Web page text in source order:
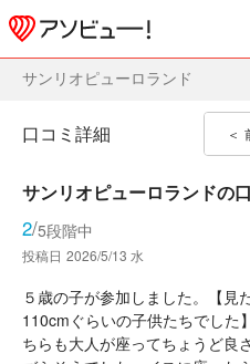
サンリオピューロランド
口コミ詳細
サンリオピューロランドの
2/5段階中
投稿日 2026/5/13 水
５歳の子が参加しました。【見
110cmぐらいの子供たちでした
ちらも大人が座ってちょうど良